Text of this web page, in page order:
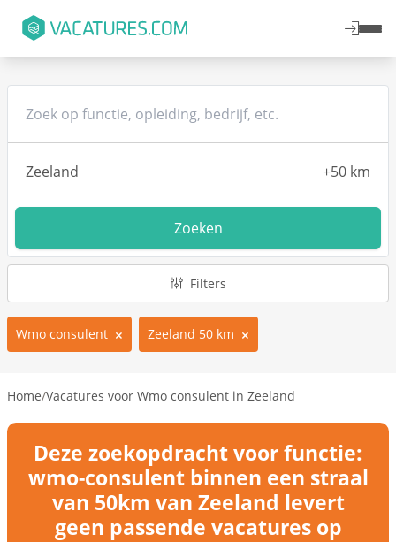
Zoeken
Filters
Wmo consulent Zeeland 50 km
Home/Vacatures voor Wmo consulent in Zeeland
Deze zoekopdracht voor functie:
wmo-consulent binnen een straal
van 50km van Zeeland levert
geen passende vacatures op